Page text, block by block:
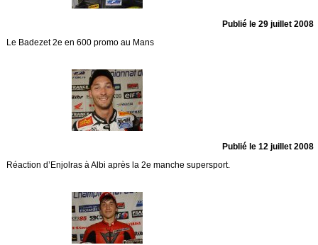
Publié le 29 juillet 2008
Le Badezet 2e en 600 promo au Mans
Publié le 12 juillet 2008
Réaction d’Enjolras à Albi après la 2e manche supersport.